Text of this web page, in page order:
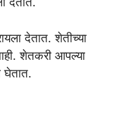
देतात. शेतीच्या
शेतकरी आपल्या
घेतात.